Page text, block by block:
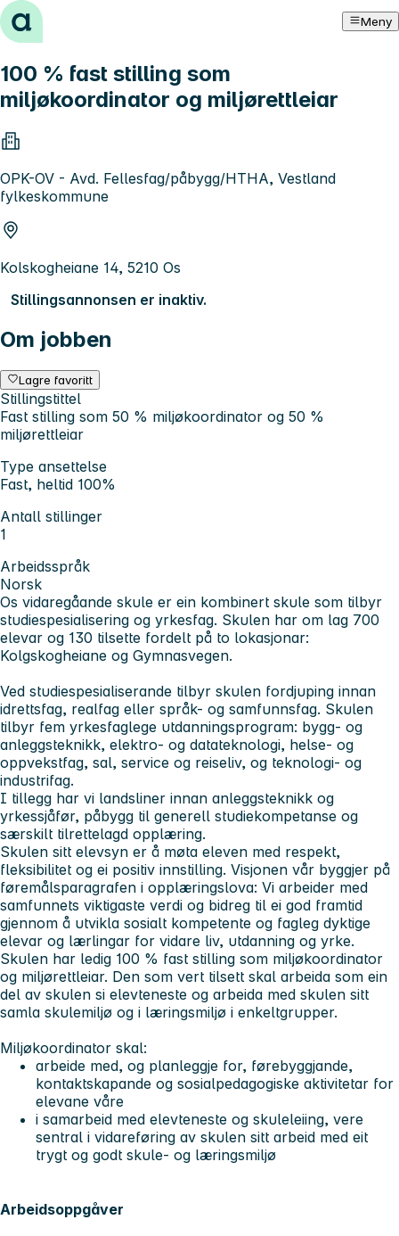
Hopp til innhold Meny
100 % fast stilling som
miljøkoordinator og miljørettleiar
OPK-OV - Avd. Fellesfag/påbygg/HTHA, Vestland
fylkeskommune
Kolskogheiane 14, 5210 Os
Stillingsannonsen er inaktiv.
Om jobben
Lagre favoritt
Stillingstittel
Fast stilling som 50 % miljøkoordinator og 50 %
miljørettleiar
Type ansettelse
Fast, heltid 100%
Antall stillinger
1
Arbeidsspråk
Norsk
Os vidaregåande skule er ein kombinert skule som tilbyr
studiespesialisering og yrkesfag. Skulen har om lag 700
elevar og 130 tilsette fordelt på to lokasjonar:
Kolgskogheiane og Gymnasvegen.
Ved studiespesialiserande tilbyr skulen fordjuping innan
idrettsfag, realfag eller språk- og samfunnsfag. Skulen
tilbyr fem yrkesfaglege utdanningsprogram: bygg- og
anleggsteknikk, elektro- og datateknologi, helse- og
oppvekstfag, sal, service og reiseliv, og teknologi- og
industrifag.
I tillegg har vi landsliner innan anleggsteknikk og
yrkessjåfør, påbygg til generell studiekompetanse og
særskilt tilrettelagd opplæring.
Skulen sitt elevsyn er å møta eleven med respekt,
fleksibilitet og ei positiv innstilling. Visjonen vår byggjer på
føremålsparagrafen i opplæringslova: Vi arbeider med
samfunnets viktigaste verdi og bidreg til ei god framtid
gjennom å utvikla sosialt kompetente og fagleg dyktige
elevar og lærlingar for vidare liv, utdanning og yrke.
Skulen har ledig 100 % fast stilling som miljøkoordinator
og miljørettleiar. Den som vert tilsett skal arbeida som ein
del av skulen si elevteneste og arbeida med skulen sitt
samla skulemiljø og i læringsmiljø i enkeltgrupper.
Miljøkoordinator skal:
arbeide med, og planleggje for, førebyggjande,
kontaktskapande og sosialpedagogiske aktivitetar for
elevane våre
i samarbeid med elevteneste og skuleleiing, vere
sentral i vidareføring av skulen sitt arbeid med eit
trygt og godt skule- og læringsmiljø
Arbeidsoppgåver